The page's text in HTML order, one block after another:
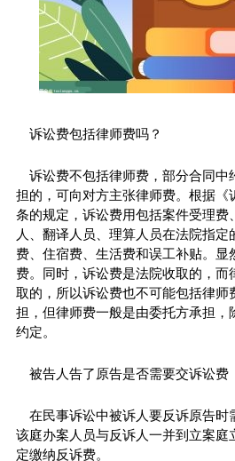
诉讼费包括律师费吗？
诉讼费不包括律师费，部分合同中
担的，可向对方主张律师费。根据《
条的规定，诉讼费用包括案件受理费
人、翻译人员、理算人员在法院指定
费、住宿费、生活费和误工补贴。显
费。同时，诉讼费是法院收取的，而
取的，所以诉讼费也不可能包括律师
担，但律师费一般是由委托方承担，
约定。
被告人告了原告是否需要交诉讼费
在民事诉讼中被诉人要反诉原告时
该庭办案人员与反诉人一并到立案庭
定缴纳反诉费。